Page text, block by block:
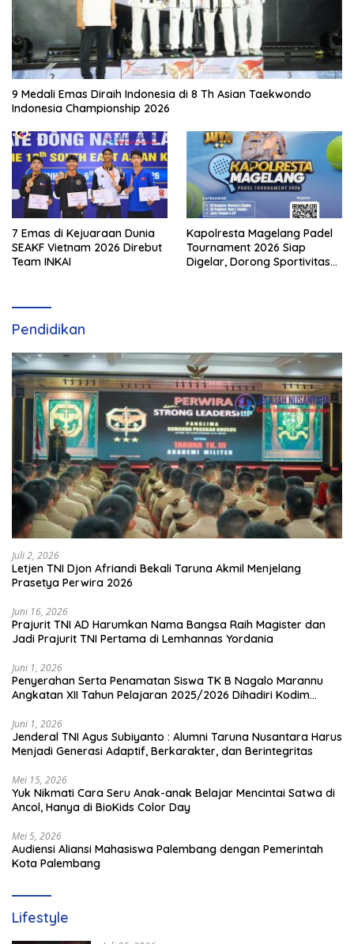
9 Medali Emas Diraih Indonesia di 8 Th Asian Taekwondo
Indonesia Championship 2026
7 Emas di Kejuaraan Dunia
SEAKF Vietnam 2026 Direbut
Team INKAI
Kapolresta Magelang Padel
Tournament 2026 Siap
Digelar, Dorong Sportivitas
Pendidikan
Juli 2, 2026
Letjen TNI Djon Afriandi Bekali Taruna Akmil Menjelang
Prasetya Perwira 2026
Juni 16, 2026
Prajurit TNI AD Harumkan Nama Bangsa Raih Magister dan
Jadi Prajurit TNI Pertama di Lemhannas Yordania
Juni 1, 2026
Penyerahan Serta Penamatan Siswa TK B Nagalo Marannu
Angkatan XII Tahun Pelajaran 2025/2026 Dihadiri Kodim
Juni 1, 2026
Jenderal TNI Agus Subiyanto : Alumni Taruna Nusantara Harus
Menjadi Generasi Adaptif, Berkarakter, dan Berintegritas
Mei 15, 2026
Yuk Nikmati Cara Seru Anak-anak Belajar Mencintai Satwa di
Ancol, Hanya di BioKids Color Day
Mei 5, 2026
Audiensi Aliansi Mahasiswa Palembang dengan Pemerintah
Kota Palembang
Lifestyle